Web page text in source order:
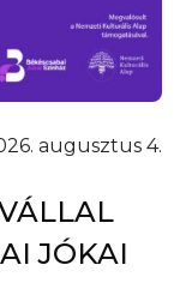
augusztus 4.
JÓKAI